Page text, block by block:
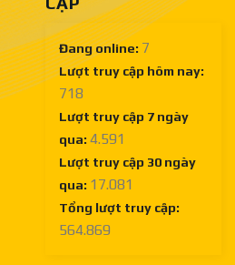
Đang online: 7
Lượt truy cập hôm nay:
718
Lượt truy cập 7 ngày
qua: 4.591
Lượt truy cập 30 ngày
qua: 17.081
Tổng lượt truy cập:
564.869